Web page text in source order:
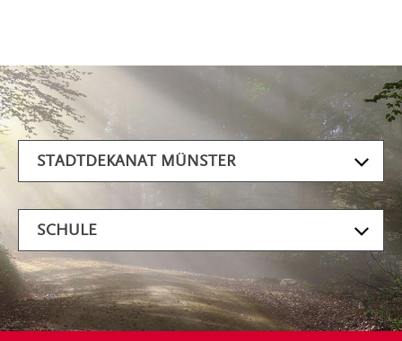
Artikel filtern
STADTDEKANAT MÜNSTER
SCHULE